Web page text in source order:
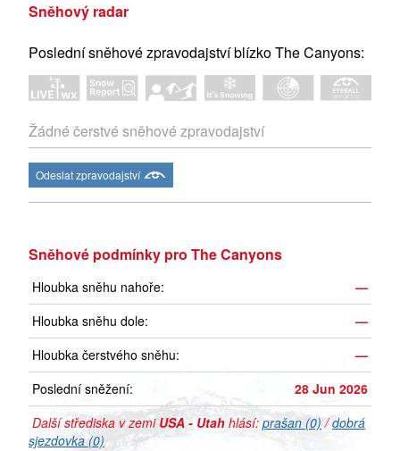
Sněhový radar
Poslední sněhové zpravodajství blízko The Canyons:
Žádné čerstvé sněhové zpravodajství
Odeslat zpravodajství
Sněhové podmínky pro The Canyons
Hloubka sněhu nahoře:
—
Hloubka sněhu dole:
—
Hloubka čerstvého sněhu:
—
Poslední sněžení:
28 Jun 2026
Další střediska v zemi USA - Utah hlásí: prašan (0) /dobrá
sjezdovka (0)